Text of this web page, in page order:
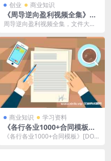
创业 商业知识
《周导逆向盈利视频全集》百
度云网盘下载
周导逆向盈利视频全集，文件大小
下载后解压使...
商业知识 学习资料
《各行各业1000+合同模板》
[DOC/23MB]云网盘下载
《各行各业1000+合同模板》[DO